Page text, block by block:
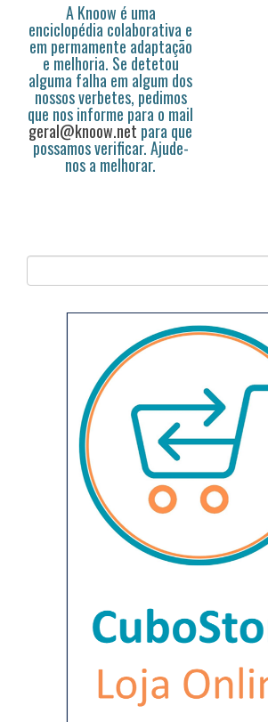
A Knoow é uma
enciclopédia colaborativa e
em permamente adaptação
e melhoria. Se detetou
alguma falha em algum dos
nossos verbetes, pedimos
que nos informe para o mail
geral@knoow.net para que
possamos verificar. Ajude-
nos a melhorar.